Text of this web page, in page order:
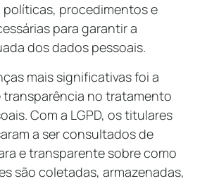
procedimentos e
para garantir a
dos dados pessoais.
mais significativas foi a
transparência no tratamento
Com a LGPD, os titulares
a ser consultados de
e transparente sobre como
são coletadas, armazenadas,